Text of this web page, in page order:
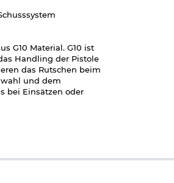
G10 Material. G10 ist
Handling der Pistole
das Rutschen beim
und dem
bei Einsätzen oder
zur
auf die Waage bringt.